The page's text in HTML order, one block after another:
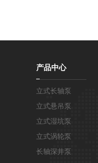
产品中心
立式长轴泵
立式悬吊泵
立式湿坑泵
立式涡轮泵
长轴深井泵